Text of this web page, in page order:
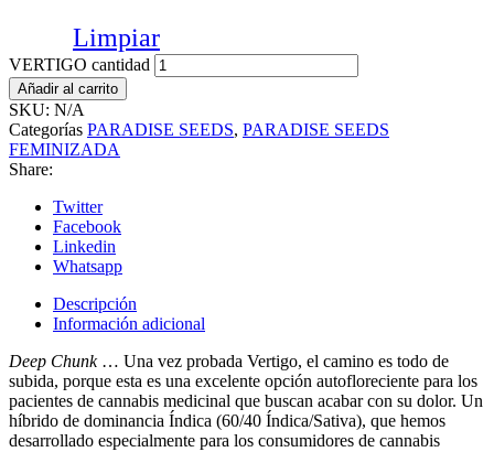
Limpiar
VERTIGO cantidad
Añadir al carrito
SKU: N/A
Categorías PARADISE SEEDS, PARADISE SEEDS
FEMINIZADA
Share:
Twitter
Facebook
Linkedin
Whatsapp
Descripción
Información adicional
Deep Chunk… Una vez probada Vertigo, el camino es todo de
subida, porque esta es una excelente opción autofloreciente para los
pacientes de cannabis medicinal que buscan acabar con su dolor. Un
híbrido de dominancia Índica (60/40 Índica/Sativa), que hemos
desarrollado especialmente para los consumidores de cannabis